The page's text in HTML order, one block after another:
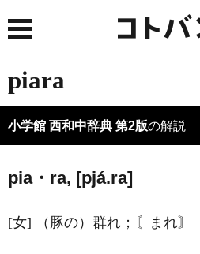
piara
小学館 西和中辞典 第2版の解説
pia・ra, [pjá.ra]
[女] （豚の）群れ；〘まれ〙